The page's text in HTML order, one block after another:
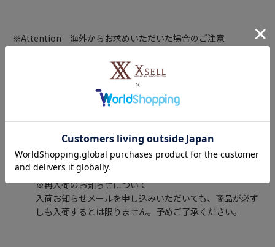
※Attention 海外からお求めいただいた場合のご注意
customers currently residing in Japan. （保証、アフターサー
ビスの利用は日本国内居住のお客様のみが対象となります）
※再入荷のお知らせについて
入荷お知らせメールを申し込みいただいても、商品が必ず
しも入荷するとは限りません。予めご了承ください。